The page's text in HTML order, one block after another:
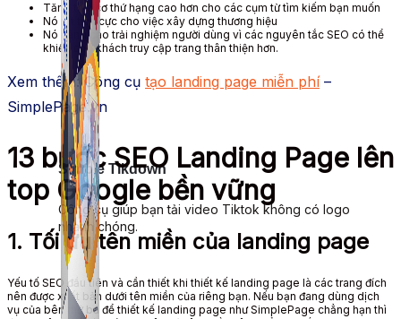
Simple Tikdown
Công cụ giúp bạn tải video Tiktok không có logo
nhanh chóng.
Tăng thời cơ thứ hạng cao hơn cho các cụm từ tìm kiếm bạn muốn
Nó rất tích cực cho việc xây dựng thương hiệu
Nó nâng cao trải nghiệm người dùng vì các nguyên tắc SEO có thể
khiến cho khách truy cập trang thân thiện hơn.
Xem thêm: Công cụ tạo landing page miễn phí–
SimplePage.vn
13 bước SEO Landing Page lên
top Google bền vững
1. Tối ưu tên miền của landing page
Yếu tố SEO đầu tiên và cần thiết khi thiết kế landing page là các trang đích
nên được xuất bản dưới tên miền của riêng bạn. Nếu bạn đang dùng dịch
vụ của bên thứ ba để thiết kế landing page như SimplePage chẳng hạn thì